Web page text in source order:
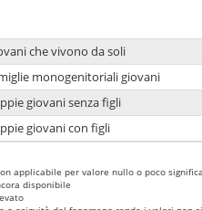
che vivono da soli
monogenitoriali giovani
giovani senza figli
giovani con figli
applicabile per valore nullo o poco
disponibile